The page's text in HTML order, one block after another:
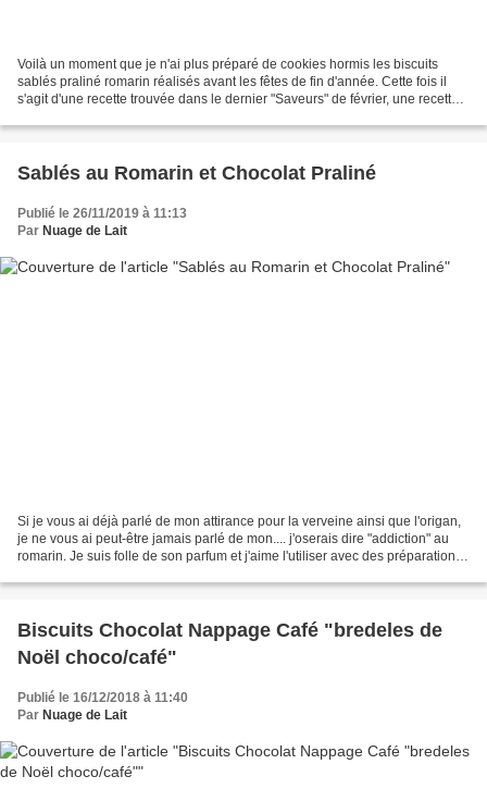
Voilà un moment que je n'ai plus préparé de cookies hormis les biscuits
sablés praliné romarin réalisés avant les fêtes de fin d'année. Cette fois il
s'agit d'une recette trouvée dans le dernier "Saveurs" de février, une recette
Sablés au Romarin et Chocolat Praliné
Publié le 26/11/2019 à 11:13
Par Nuage de Lait
Si je vous ai déjà parlé de mon attirance pour la verveine ainsi que l'origan,
je ne vous ai peut-être jamais parlé de mon.... j'oserais dire "addiction" au
romarin. Je suis folle de son parfum et j'aime l'utiliser avec des préparations
Biscuits Chocolat Nappage Café "bredeles de
Noël choco/café"
Publié le 16/12/2018 à 11:40
Par Nuage de Lait